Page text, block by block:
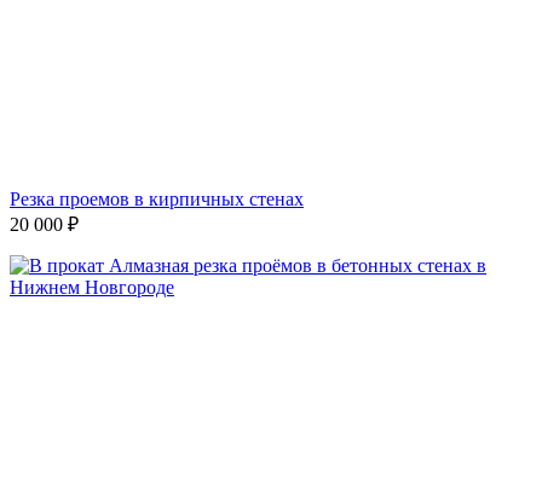
Резка проемов в кирпичных стенах
20 000 ₽